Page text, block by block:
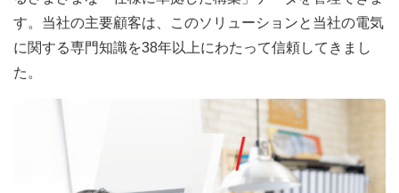
す。当社の主要顧客は、このソリューションと当社の電気
に関する専門知識を38年以上にわたって信頼してきまし
た。